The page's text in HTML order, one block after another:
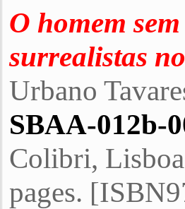
O homem
surrealistas
Urbano
SBAA-012b-
Colibri,
pages. [